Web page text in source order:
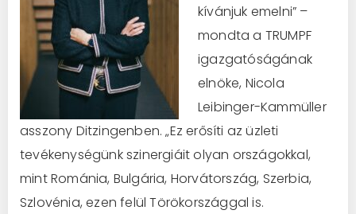
kívánjuk emelni” –
mondta a TRUMPF
igazgatóságának
elnöke, Nicola
Leibinger-Kammüller
asszony Ditzingenben. „Ez erősíti az üzleti
tevékenységünk szinergiáit olyan országokkal,
mint Románia, Bulgária, Horvátország, Szerbia,
Szlovénia, ezen felül Törökországgal is.